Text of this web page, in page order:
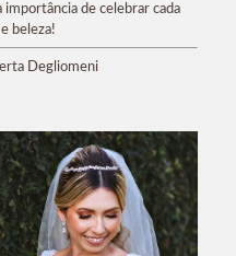
importância de celebrar cada
beleza!
Degliomeni